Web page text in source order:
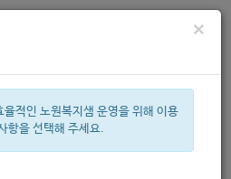
×
적인 노원복지샘 운영을 위해 이용
항을 선택해 주세요.